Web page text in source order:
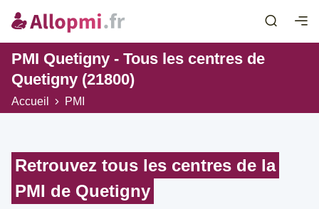
PMI Quetigny - Tous les centres de
Quetigny (21800)
Accueil PMI
Retrouvez tous les centres de la
PMI de Quetigny